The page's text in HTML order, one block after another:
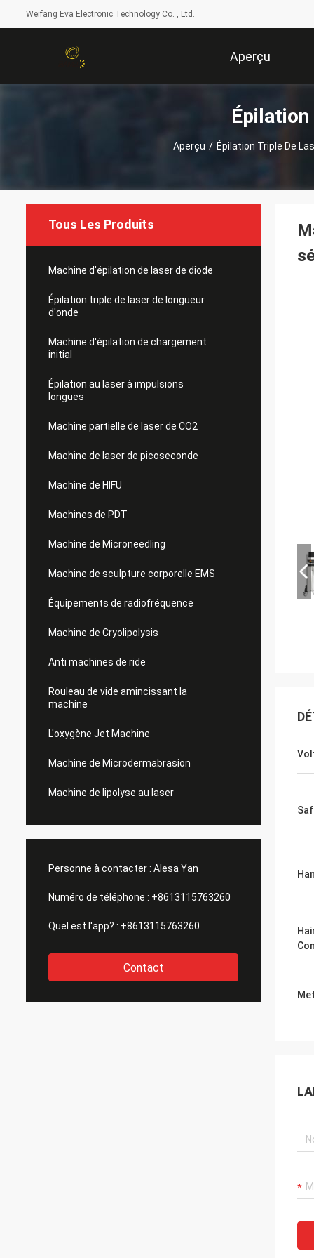
Weifang Eva Electronic Technology Co. , Ltd.
Aperçu
Épilation
Aperçu / Épilation Triple De
Tous Les Produits
Machine d'épilation de laser de diode
Épilation triple de laser de longueur
d'onde
Machine d'épilation de chargement
initial
Épilation au laser à impulsions
longues
Machine partielle de laser de CO2
Machine de laser de picoseconde
Machine de HIFU
Machines de PDT
Machine de Microneedling
Machine de sculpture corporelle EMS
Équipements de radiofréquence
Machine de Cryolipolysis
Anti machines de ride
Rouleau de vide amincissant la
machine
L'oxygène Jet Machine
Machine de Microdermabrasion
Machine de lipolyse au laser
Personne à contacter : Alesa Yan
Numéro de téléphone : +8613115763260
Quel est l'app? : +8613115763260
Contact